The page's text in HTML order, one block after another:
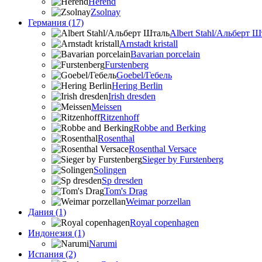
Zsolnay
Германия (17)
Albert Stahl/Альбеpт
Arnstadt kristall
Bavarian porcelain
Furstenberg
Goebel/Гебель
Hering Berlin
Irish dresden
Meissen
Ritzenhoff
Robbe and Berking
Rosenthal
Rosenthal Versace
Sieger by Furstenberg
Solingen
Sp dresden
Tom's Drag
Weimar porzellan
Дания (1)
Royal copenhagen
Индонезия (1)
Narumi
Испания (2)